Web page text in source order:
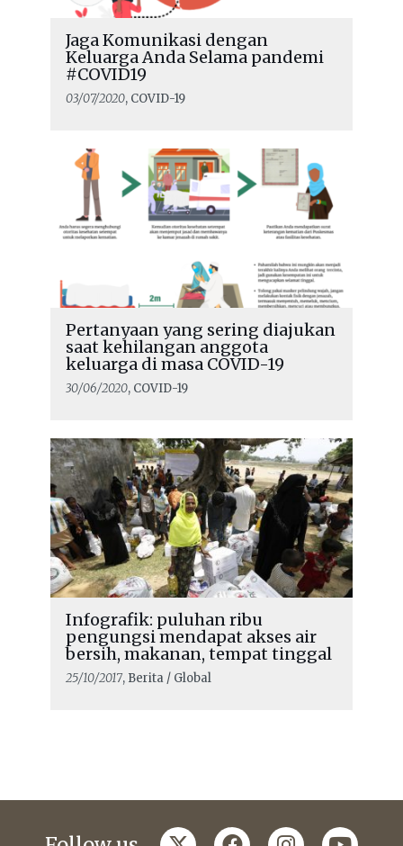
Jaga Komunikasi dengan
Keluarga Anda Selama pandemi
#COVID19
03/07/2020, COVID-19
Pertanyaan yang sering diajukan
saat kehilangan anggota
keluarga di masa COVID-19
30/06/2020, COVID-19
Infografik: puluhan ribu
pengungsi mendapat akses air
bersih, makanan, tempat tinggal
25/10/2017, Berita / Global
twitterfacebookinstagramyoutube